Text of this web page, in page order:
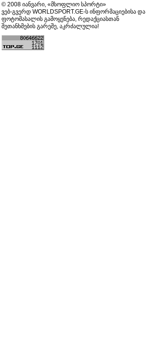
© 2008 იანვარი, «მსოფლიო სპორტი»
ვებ-გვერდ WORLDSPORT.GE-ს ინფორმაციებისა და
ფოტომასალის გამოყენება, რედაქციასთან
შეთანხმების გარეშე, აკრძალულია!